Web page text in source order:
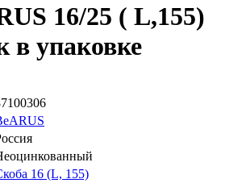
16/25 ( L,155)
в упаковке
16 (L, 155)